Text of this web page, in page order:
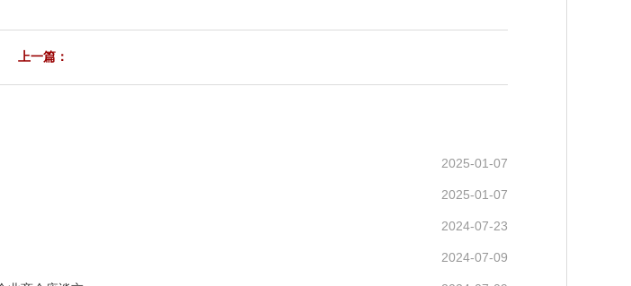
上一篇：
2025-01-07
2025-01-07
2024-07-23
2024-07-09